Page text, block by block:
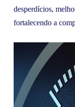
desperdícios,
fortalecendo a